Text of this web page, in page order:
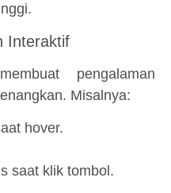
Interaktif
pengalaman
Misalnya:
hover.
saat klik tombol.